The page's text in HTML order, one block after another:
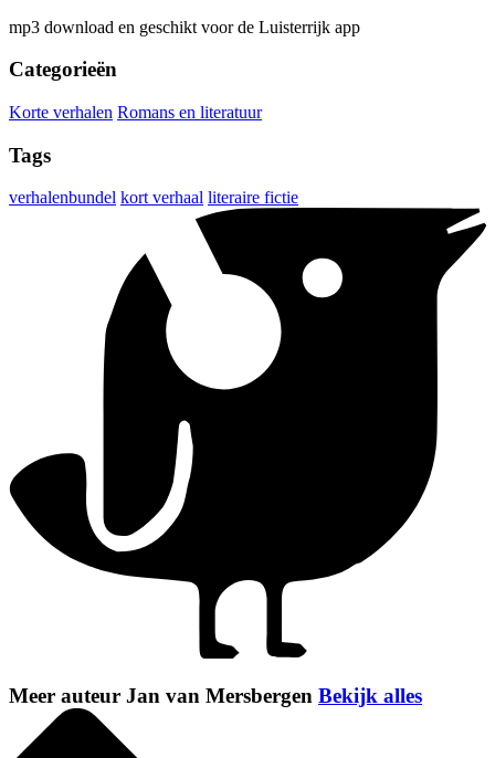
mp3 download en geschikt voor de Luisterrijk app
Categorieën
Korte verhalen Romans en literatuur
Tags
verhalenbundel kort verhaal literaire fictie
Meer auteur Jan van Mersbergen Bekijk alles